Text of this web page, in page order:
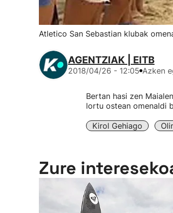
Atletico San Sebastian klubak
AGENTZIAK | EITB
2018/04/26 - 12:05 Azken
Bertan hasi zen
lortu ostean omenaldi
Kirol Gehiago
Zure